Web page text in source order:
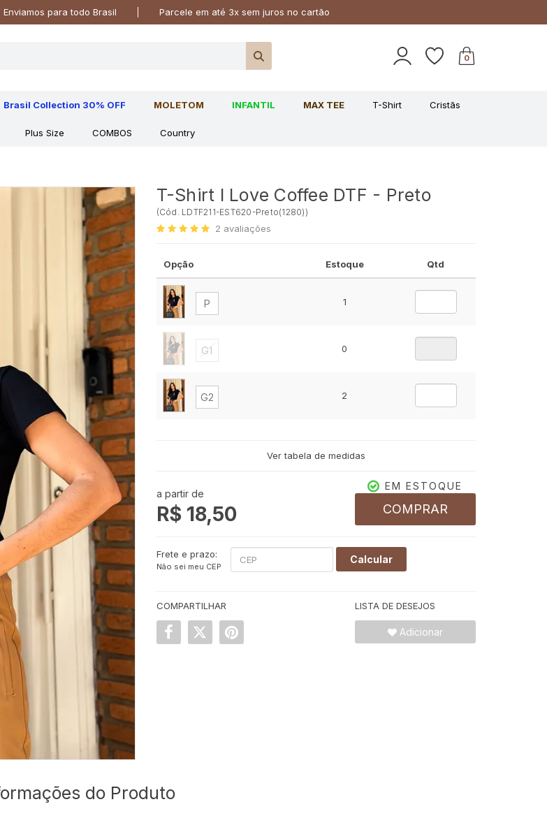
Enviamos para todo Brasil Parcele em até 3x sem juros no cartão
0
Brasil Collection 30% OFF MOLETOM INFANTIL MAX TEE T-Shirt Cristãs
Plus Size COMBOS Country
T-Shirt I Love Coffee DTF - Preto
(Cód. LDTF211-EST620-Preto(1280) )
2 avaliações
Opção Estoque Qtd
P 1
G1 0
G2 2
Ver tabela de medidas
a partir de
R$ 18,50
EM ESTOQUE
COMPRAR
Frete e prazo:
Não sei meu CEP
Calcular
COMPARTILHAR LISTA DE DESEJOS
Adicionar
do Produto